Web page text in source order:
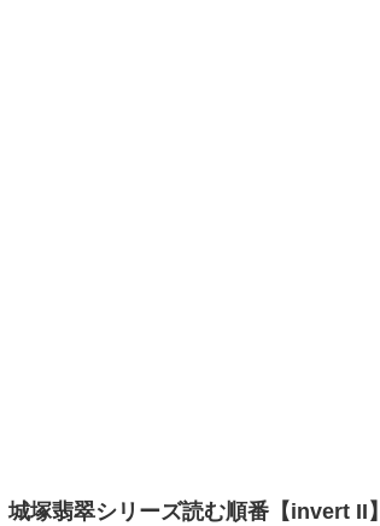
塚翡翠シリーズ読む順番【invert II】